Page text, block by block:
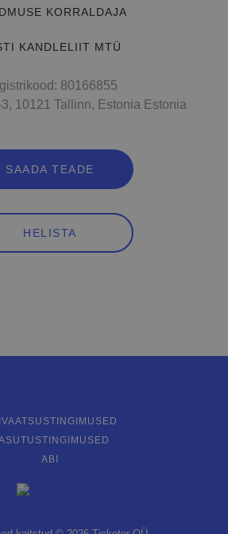
KORRALDAJA
KANDLELIIT MTÜ
80166855
3, 10121 Tallinn, Estonia Estonia
SAADA TEADE
HELISTA
ABI